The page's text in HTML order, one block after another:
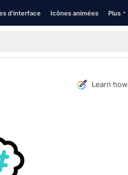
d'interface Icônes animées Plus
Learn how